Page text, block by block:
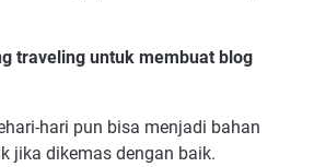
traveling untuk membuat blog
hari pun bisa menjadi bahan
jika dikemas dengan baik.